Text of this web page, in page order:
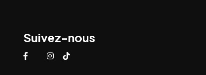
Suivez-nous